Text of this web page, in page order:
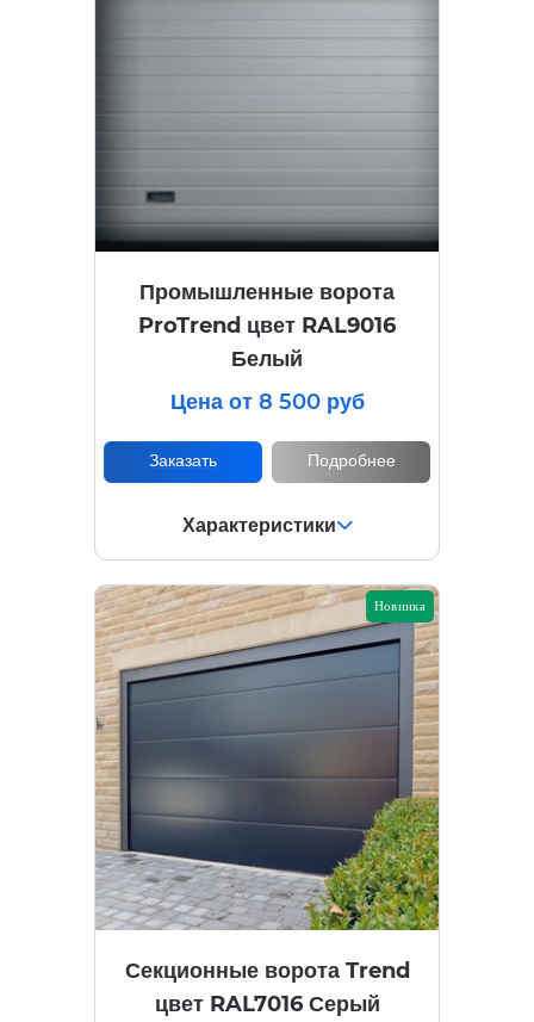
Промышленные ворота
ProTrend цвет RAL9016
Белый
Цена от 8 500 руб
Заказать Подробнее
Характеристики
Новинка
Секционные ворота Trend
цвет RAL7016 Серый